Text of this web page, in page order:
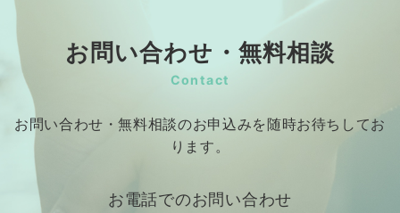
お問い合わせ・無料相談
Contact
お問い合わせ・無料相談のお申込みを随時お待ちしてお
ります。
お電話でのお問い合わせ